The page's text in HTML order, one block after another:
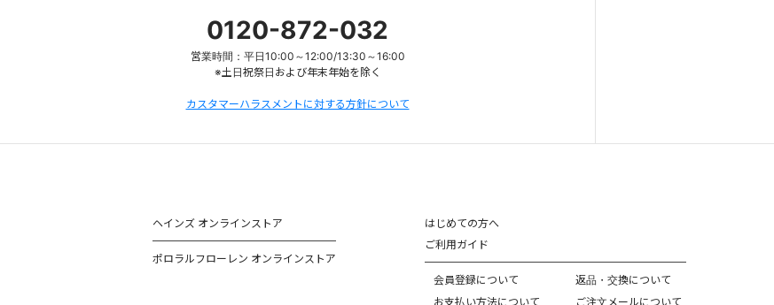
0120-872-032
営業時間：平日10:00～12:00/13:30～16:00
※土日祝祭日および年末年始を除く
カスタマーハラスメントに対する方針について
ヘインズ オンラインストア
ポロラルフローレン オンラインストア
はじめての方へ
ご利用ガイド
会員登録について
お支払い方法について
返品・交換について
ご注文メールについて